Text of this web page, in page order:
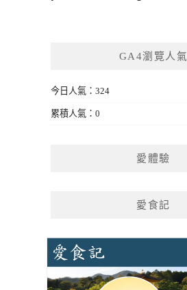
GA4瀏覽人氣
今日人氣：324
累積人氣：0
愛體驗
愛食記